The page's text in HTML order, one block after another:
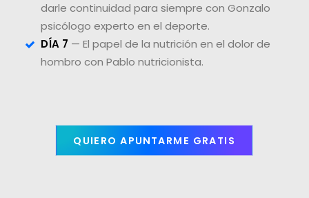
darle continuidad para siempre con Gonzalo
psicólogo experto en el deporte.
DÍA 7 — El papel de la nutrición en el dolor de
hombro con Pablo nutricionista.
QUIERO APUNTARME GRATIS